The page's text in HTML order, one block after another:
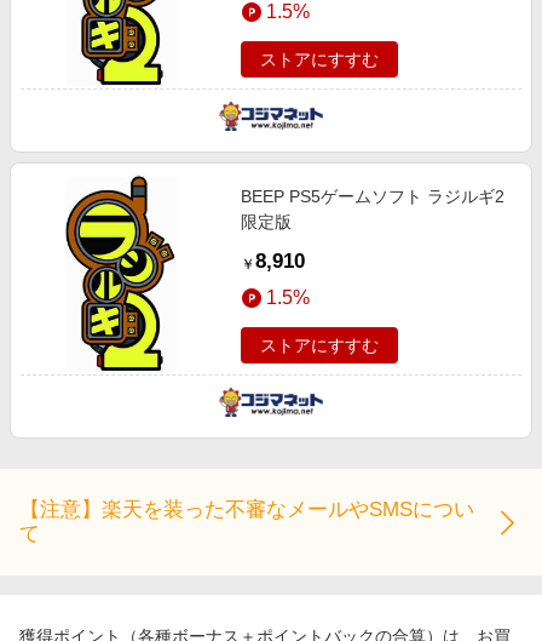
1.5%
ストアにすすむ
BEEP PS5ゲームソフト ラジルギ2
限定版
￥ 8,910
1.5%
ストアにすすむ
【注意】楽天を装った不審なメールやSMSについ
て
獲得ポイント（各種ボーナス＋ポイントバックの合算）は、お買